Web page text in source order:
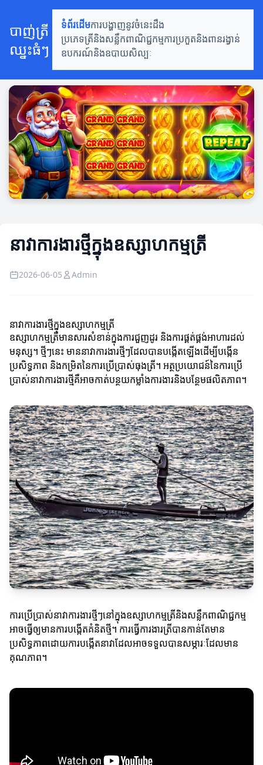
បាញ់ត្រី
ឈ្នះធំៗ
ទំព័រដើមការបង្ហាញនូវចំនេះដឹង
ប្រភេទត្រីនិងសន្លឹកពាណិជ្ជកម្មការប្រកួតនិងពានរង្វាន់
ឧបករណ៍និងឧបាយសិល្បៈ
នាវាការងារថ្មីក្នុងឧស្សាហកម្មត្រី
2026-06-05 Admin
នាវាការងារថ្មីក្នុងឧស្សាហកម្មត្រី
ឧស្សាហកម្មត្រីមានសារសំខាន់ក្នុងការជួញដូរ និងការផ្គត់ផ្គង់អាហារដល់
មនុស្ស។ ថ្មីៗនេះ មាននាវាការងារថ្មីៗដែលបានបង្កើតឡើងដើម្បីបង្កើន
ប្រសិទ្ធភាព និងកម្រិតនៃការប្រើប្រាស់ធុងត្រី។ អត្ថប្រយោជន៍នៃការប្រើ
ប្រាស់នាវាការងារថ្មីគឺអាចកាត់បន្ថយកម្លាំងការងារនិងបន្ថែមផលិតភាព។
ការប្រើប្រាស់នាវាការងារថ្មីៗនៅក្នុងឧស្សាហកម្មត្រីនិងសន្លឹកពាណិជ្ជកម្ម
អាចធ្វើឲ្យមានការបង្កើតគំនិតថ្មី។ ការធ្វើការងារត្រីបានកាន់តែមាន
ប្រសិទ្ធភាពដោយការបង្កើតនាវាដែលអាចទទួលបានសម្ភារៈដែលមាន
គុណភាព។